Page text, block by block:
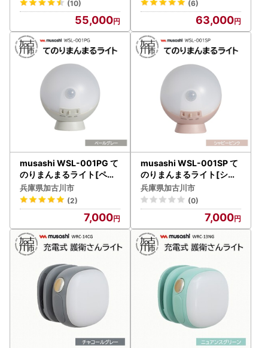
グ 草刈り機 刈り込み 生垣
園芸用バリカン 剪定バリ
カン 電動 伸縮 庭木 剪定
》【2405O10821】
(10)
55,000
ントリマー 剪定バリカン
電動 充電式 》【2406O1
0823】
(6)
63,000
musashi WSL-001PG て
のりまんまるライト[ペー
ルグレー]《 センサーライ
ト 防犯 ライト LEDライト
玄関 寝室 照明 》【2400
兵庫県加古川市
(2)
7,000
musashi WSL-001SP て
のりまんまるライト[シャ
ビーピンク]《 センサーラ
イト 防犯 ライト LEDライ
ト 玄関 寝室 照明 》【240
兵庫県加古川市
(0)
7,000